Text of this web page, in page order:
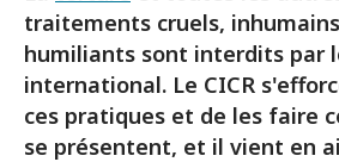
traitements cruels,
humiliants sont interdits par
international. Le CICR
ces pratiques et de les faire
se présentent, et il vient en